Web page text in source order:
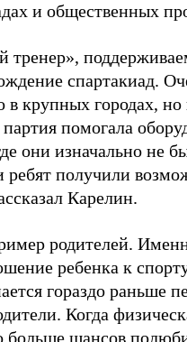
и общественных
спартакиад.
в крупных городах, но
помогала
они изначально не
ребят получили
Карелин.
родителей.
ребенка к
гораздо раньше
Когда
больше шансов